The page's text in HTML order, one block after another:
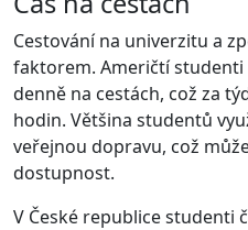
Cestování na univerzitu a
faktorem. Američtí studenti
denně na cestách, což za
hodin. Většina studentů
veřejnou dopravu, což
dostupnost.
V České republice studenti